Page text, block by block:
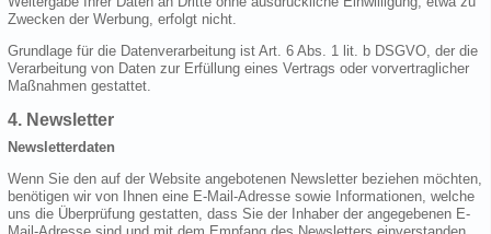
Zwecken der Werbung, erfolgt nicht.
Grundlage für die Datenverarbeitung ist Art. 6 Abs. 1 lit. b DSGVO, der die
Verarbeitung von Daten zur Erfüllung eines Vertrags oder vorvertraglicher
Maßnahmen gestattet.
4. Newsletter
Newsletterdaten
Wenn Sie den auf der Website angebotenen Newsletter beziehen möchten,
benötigen wir von Ihnen eine E-Mail-Adresse sowie Informationen, welche
uns die Überprüfung gestatten, dass Sie der Inhaber der angegebenen E-